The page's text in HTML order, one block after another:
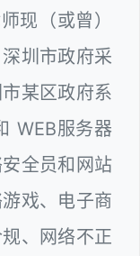
现（或曾）
圳市政府采
某区政府系
WEB服务器
全员和网站
戏、电子商
、网络不正